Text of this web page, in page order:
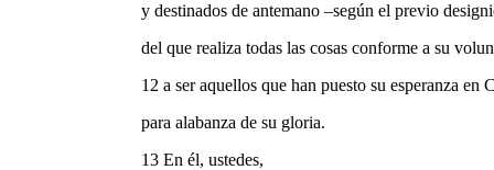
y destinados de antemano –según el previo
del que realiza todas las cosas conforme a su
12 a ser aquellos que han puesto su esperanza en
para alabanza de su gloria.
13 En él, ustedes,